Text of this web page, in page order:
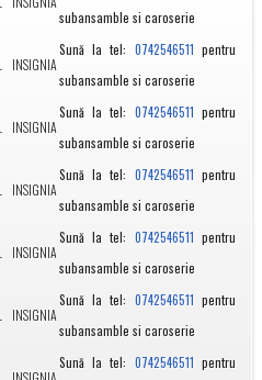
subansamble si caroserie
INSIGNIA
Sună la tel: 0742546511 pentru
subansamble si caroserie
INSIGNIA
Sună la tel: 0742546511 pentru
subansamble si caroserie
INSIGNIA
Sună la tel: 0742546511 pentru
subansamble si caroserie
INSIGNIA
Sună la tel: 0742546511 pentru
subansamble si caroserie
INSIGNIA
Sună la tel: 0742546511 pentru
subansamble si caroserie
Sună la tel: 0742546511 pentru